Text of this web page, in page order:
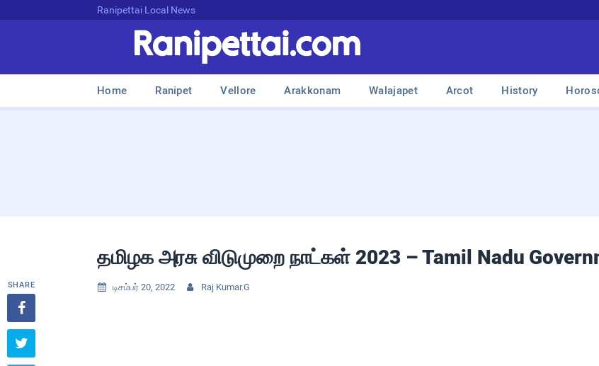
Ranipettai Local News
Home Ranipet Vellore Arakkonam Walajapet Arcot History
தமிழக அரசு விடுமுறை நாட்கள் 2023 – Tamil Nadu
 டிசம்பர் 20, 2022  Raj Kumar.G
SHARE

